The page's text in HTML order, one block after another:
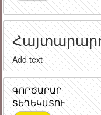
Add text
ԳՈՐԾԱՐԱՐ
ՏԵՂԵԿԱՏՈՒ